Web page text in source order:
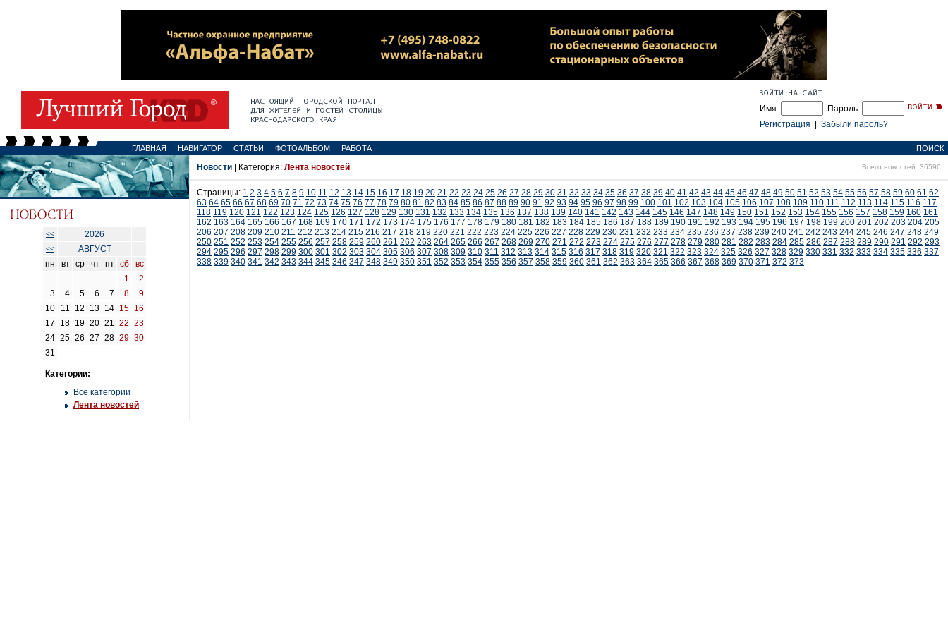
Имя:
Пароль:
Регистрация
Забыли пароль?
ГЛАВНАЯ НАВИГАТОР СТАТЬИ ФОТОАЛЬБОМ РАБОТА ПОИСК
<< 2026
<<
АВГУСТ
пн
вт ср чт пт сб
вс
1
2
3
4 5 6 7 8
9
10
11 12 13 14 15 16
17
18 19 20 21 22 23
24 25 26 27 28 29 30
31
Категории:
Все категории
Лента новостей
Новости | Категория: Лента новостей Всего новостей: 36596
Страницы: 1 2 3 4 5 6 7 8 9 10 11 12 13 14 15 16 17 18 19 20 21 22 23 24 25 26 27 28 29 30 31 32 33 34 35 36 37 38 39 40 41 42 43 44 45 46 47 48 49 50 51 52 53 54 55 56 57 58 59 60 61 62
63 64 65 66 67 68 69 70 71 72 73 74 75 76 77 78 79 80 81 82 83 84 85 86 87 88 89 90 91 92 93 94 95 96 97 98 99 100 101 102 103 104 105 106 107 108 109 110 111 112 113 114 115 116 117
118 119 120 121 122 123 124 125 126 127 128 129 130 131 132 133 134 135 136 137 138 139 140 141 142 143 144 145 146 147 148 149 150 151 152 153 154 155 156 157 158 159 160 161
162 163 164 165 166 167 168 169 170 171 172 173 174 175 176 177 178 179 180 181 182 183 184 185 186 187 188 189 190 191 192 193 194 195 196 197 198 199 200 201 202 203 204 205
206 207 208 209 210 211 212 213 214 215 216 217 218 219 220 221 222 223 224 225 226 227 228 229 230 231 232 233 234 235 236 237 238 239 240 241 242 243 244 245 246 247 248 249
250 251 252 253 254 255 256 257 258 259 260 261 262 263 264 265 266 267 268 269 270 271 272 273 274 275 276 277 278 279 280 281 282 283 284 285 286 287 288 289 290 291 292 293
294 295 296 297 298 299 300 301 302 303 304 305 306 307 308 309 310 311 312 313 314 315 316 317 318 319 320 321 322 323 324 325 326 327 328 329 330 331 332 333 334 335 336 337
338 339 340 341 342 343 344 345 346 347 348 349 350 351 352 353 354 355 356 357 358 359 360 361 362 363 364 365 366 367 368 369 370 371 372 373